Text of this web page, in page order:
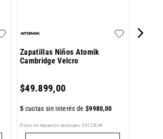
Zapatillas Niños Atomik
Cambridge Velcro
$49.899,00
5 cuotas sin interés de$9980,00
Precio sin impuestos nacionales: $ 41 .238,84